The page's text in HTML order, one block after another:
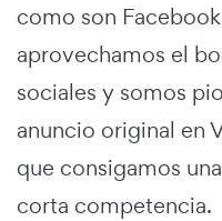
como son
aprovechamos el
sociales y somos
anuncio original en
que consigamos
corta competencia.